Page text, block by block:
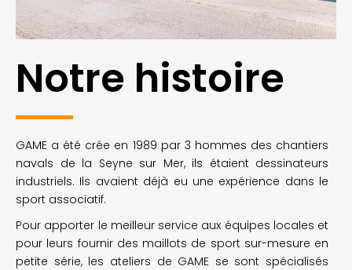
Notre histoire
GAME a été crée en 1989 par 3 hommes des chantiers
navals de la Seyne sur Mer, ils étaient dessinateurs
industriels. Ils avaient déjà eu une expérience dans le
sport associatif.
Pour apporter le meilleur service aux équipes locales et
pour leurs fournir des maillots de sport sur-mesure en
petite série, les ateliers de GAME se sont spécialisés